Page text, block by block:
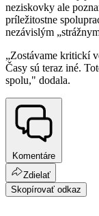
neziskovky ale
príležitostne
nezávislým
„Zostávame kritickí
Časy sú teraz iné.
spolu," dodala.
Komentáre
Zdielať
Skopírovať odkaz